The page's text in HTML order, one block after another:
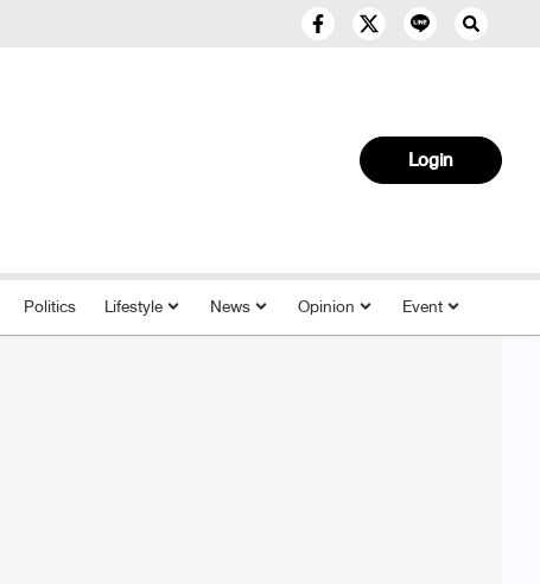
Login
Politics Lifestyle News Opinion Event